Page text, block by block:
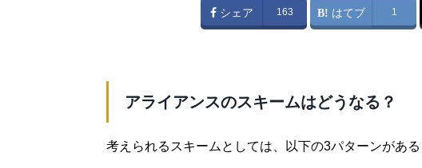
シェア 163 はてブ 1
アライアンスのスキームはどうなる？
考えられるスキームとしては、以下の3パターンがある